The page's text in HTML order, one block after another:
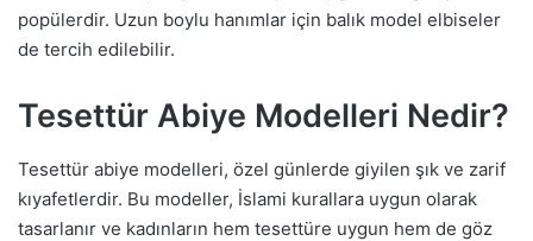
popülerdir. Uzun boylu hanımlar için balık model elbiseler
de tercih edilebilir.
Tesettür Abiye Modelleri Nedir?
Tesettür abiye modelleri, özel günlerde giyilen şık ve zarif
kıyafetlerdir. Bu modeller, İslami kurallara uygun olarak
tasarlanır ve kadınların hem tesettüre uygun hem de göz